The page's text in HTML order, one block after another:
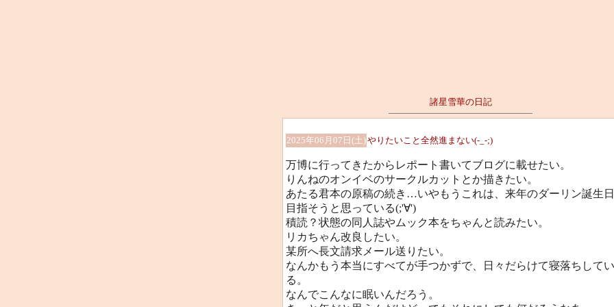
諸星雪華の日記
2025年06月07日(土)やりたいこと全然進まない(-_-;)
万博に行ってきたからレポート書いてブログに載せたい。
りんねのオンイベのサークルカットとか描きたい。
あたる君本の原稿の続き…いやもうこれは、来年のダーリン誕生
目指そうと思っている(;'∀')
積読？状態の同人誌やムック本をちゃんと読みたい。
リカちゃん改良したい。
某所へ長文請求メール送りたい。
なんかもう本当にすべてが手つかずで、日々だらけて寝落ちしてい
る。
なんでこんなに眠いんだろう。